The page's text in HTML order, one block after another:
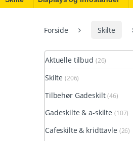
Forside Skilte
Aktuelle tilbud (26)
Skilte (206)
Tilbehør Gadeskilt (46)
Gadeskilte & a-skilte (107)
Cafeskilte & kridttavle (26)